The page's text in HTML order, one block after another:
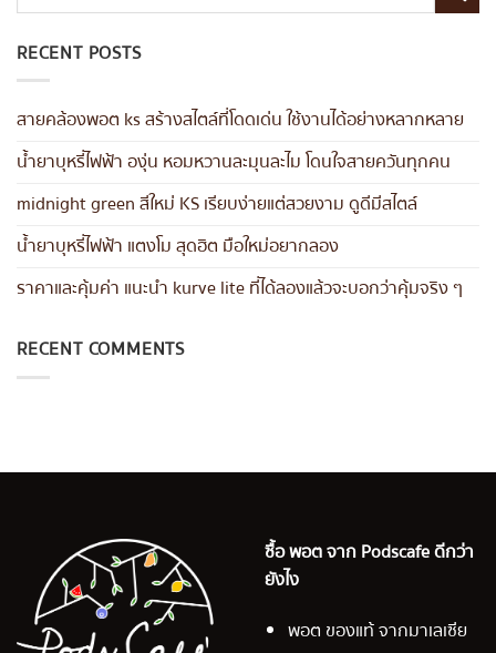
RECENT POSTS
สายคล้องพอต ks สร้างสไตล์ที่โดดเด่น ใช้งานได้อย่างหลากหลาย
น้ำยาบุหรี่ไฟฟ้า องุ่น หอมหวานละมุนละไม โดนใจสายควันทุกคน
midnight green สีใหม่ KS เรียบง่ายแต่สวยงาม ดูดีมีสไตล์
น้ำยาบุหรี่ไฟฟ้า แตงโม สุดฮิต มือใหม่อยากลอง
ราคาและคุ้มค่า แนะนำ kurve lite ที่ได้ลองแล้วจะบอกว่าคุ้มจริง ๆ
RECENT COMMENTS
ซื้อ พอต จาก Podscafe ดีกว่า
ยังไง
พอต ของแท้ จากมาเลเซีย